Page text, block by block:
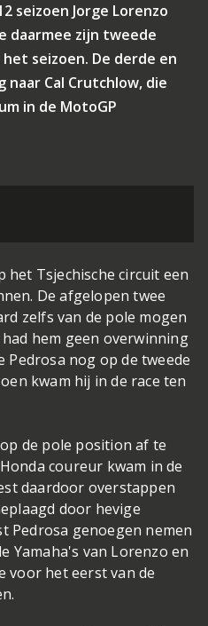
seizoen Jorge Lorenzo
daarmee zijn tweede
seizoen. De derde en
Cal Crutchlow, die
in de MotoGP
het Tsjechische circuit een
De afgelopen twee
zelfs van de pole mogen
hem geen overwinning
Pedrosa nog op de tweede
kwam hij in de race ten
de pole position af te
coureur kwam in de
daardoor overstappen
door hevige
Pedrosa genoegen nemen
Yamaha's van Lorenzo en
voor het eerst van de